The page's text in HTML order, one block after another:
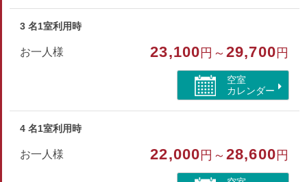
和室
バス/トイレ/禁煙/インターネットができる部屋/洗浄機
付トイレ/川が見える
3 名1室利用時
お一人様 23,100 円～29,700 円
空室
カレンダー
4 名1室利用時
お一人様 22,000 円～28,600 円